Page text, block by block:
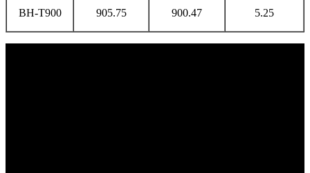
BH-T900 905.75 900.47 5.25